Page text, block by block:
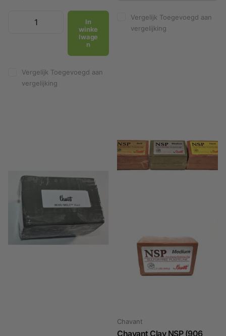
In
winke
lwage
n
Vergelijk Toegevoegd aan
vergelijking
Vergelijk Toegevoegd aan
vergelijking
Chavant
Chavant Clay NSP (906